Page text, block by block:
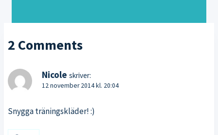
2 Comments
Nicole skriver:
12 november 2014 kl. 20:04
Snygga träningskläder! :)